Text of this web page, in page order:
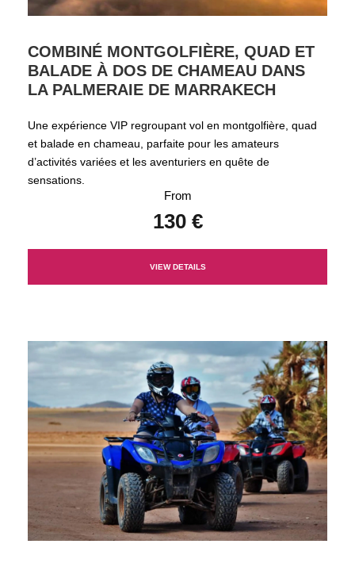
COMBINÉ MONTGOLFIÈRE, QUAD ET
BALADE À DOS DE CHAMEAU DANS
LA PALMERAIE DE MARRAKECH
Une expérience VIP regroupant vol en montgolfière, quad
et balade en chameau, parfaite pour les amateurs
d’activités variées et les aventuriers en quête de
sensations.
From
130 €
VIEW DETAILS